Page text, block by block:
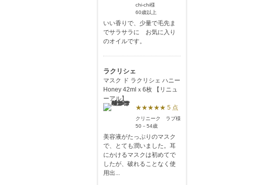
chi-chi様
60歳以上
いい香りで、少量で毛先ま
でサラサラに お気に入り
のオイルです。
ラクリシェ
マスク ド ラクリシェ ハニー
Honey 42mlｘ6枚 【リニュ
ーアル】
★★★★★ 5 点
クリニーク ラブ様
50－54歳
美容液がたっぷりのマスク
で、とても潤いました。耳
にかけるマスクは初めてで
したが、破れることなく使
用出...